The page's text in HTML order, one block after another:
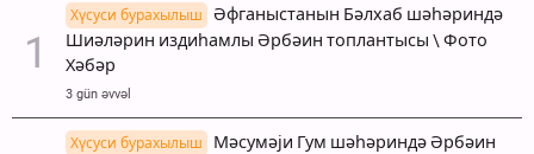
Хүсуси бурахылыш
Әфганыстанын Бәлхаб шәһәриндә
Шиәләрин издиһамлы Әрбәин топлантысы \ Фото
Хәбәр
3 gün əvvəl
Хүсуси бурахылыш
Мәсумәји Гум шәһәриндә Әрбәин